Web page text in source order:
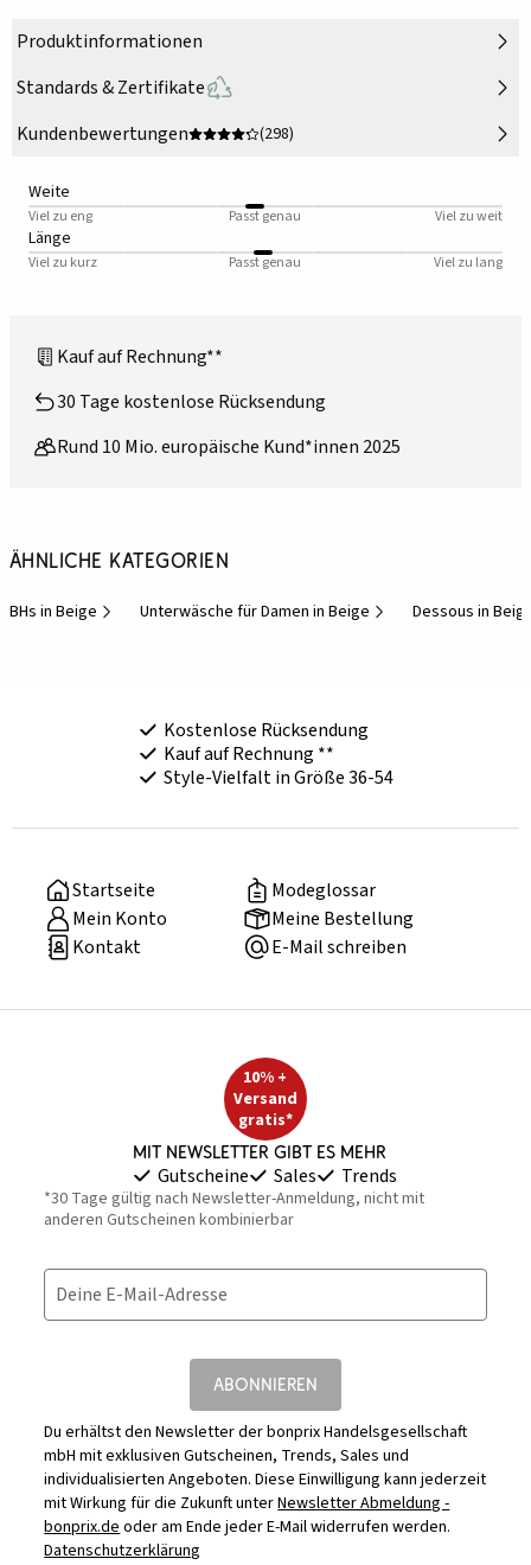
Produktinformationen
Standards & Zertifikate
Kundenbewertungen
(298)
Weite
Viel zu eng Passt genau Viel zu weit
Länge
Viel zu kurz Passt genau Viel zu lang
Kauf auf Rechnung**
30 Tage kostenlose Rücksendung
Rund 10 Mio. europäische Kund*innen 2025
Ähnliche Kategorien
BHs in Beige Unterwäsche für Damen in Beige Dessous in
Kostenlose Rücksendung
Kauf auf Rechnung **
Style-Vielfalt in Größe 36-54
Startseite
Modeglossar
Mein Konto
Meine Bestellung
Kontakt
E-Mail schreiben
10% +
Versand
gratis*
Mit Newsletter gibt es mehr
Gutscheine Sales Trends
*30 Tage gültig nach Newsletter-Anmeldung, nicht mit
anderen Gutscheinen kombinierbar
Deine E-Mail-Adresse
ABONNIEREN
Du erhältst den Newsletter der bonprix Handelsgesellschaft
mbH mit exklusiven Gutscheinen, Trends, Sales und
individualisierten Angeboten. Diese Einwilligung kann jederzeit
mit Wirkung für die Zukunft unterNewsletter Abmeldung -
bonprix.deoder am Ende jeder E-Mail widerrufen werden.
Datenschutzerklärung